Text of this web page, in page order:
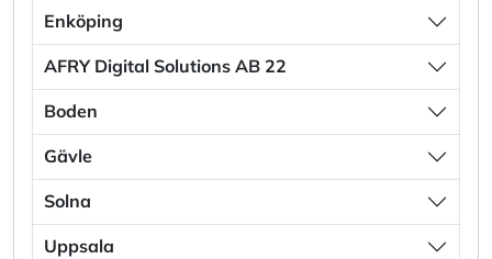
Enköping
AFRY Digital Solutions AB 22
Boden
Gävle
Solna
Uppsala